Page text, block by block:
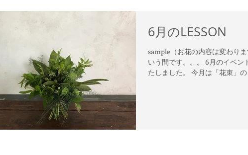
6月のLESSON
sample（お花の内容は変わりま
いう間です。。。 6月のイベン
たしました。 今月は「花束」の